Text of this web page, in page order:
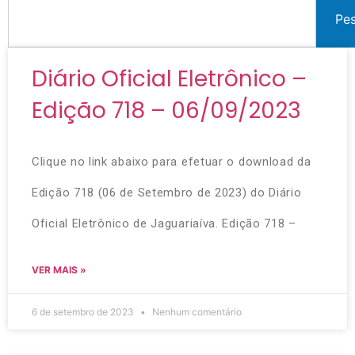
Diário Oficial Eletrônico –
Edição 718 – 06/09/2023
Clique no link abaixo para efetuar o download da
Edição 718 (06 de Setembro de 2023) do Diário
Oficial Eletrônico de Jaguariaíva. Edição 718 –
VER MAIS »
6 de setembro de 2023 Nenhum comentário